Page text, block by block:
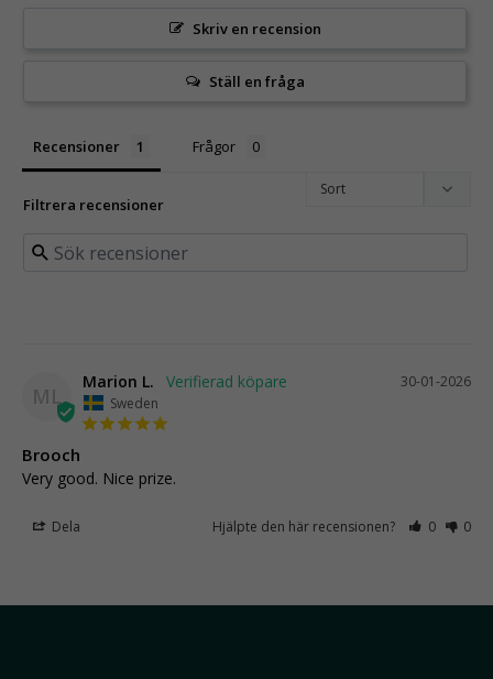
Skriv en recension
Ställ en fråga
Recensioner Frågor
Filtrera recensioner
ML
30-01-2026
Marion L.
Sweden
Brooch
Very good. Nice prize.
Dela Hjälpte den här recensionen? 0 0